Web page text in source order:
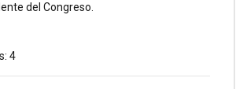
del Congreso.
4